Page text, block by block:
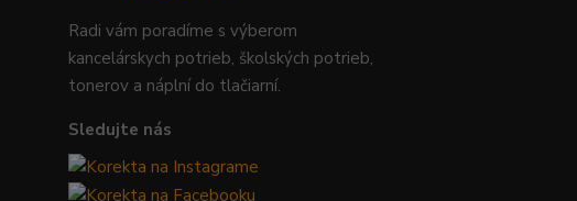
Radi vám poradíme s výberom
kancelárskych potrieb, školských potrieb,
tonerov a náplní do tlačiarní.
Sledujte nás